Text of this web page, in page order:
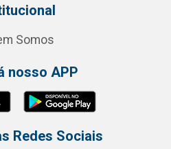
Somos
nosso APP
Redes Sociais